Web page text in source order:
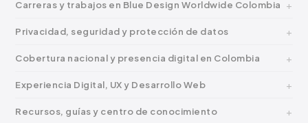
Carreras y trabajos en Blue Design Worldwide Colombia
Privacidad, seguridad y protección de datos
Cobertura nacional y presencia digital en Colombia
Experiencia Digital, UX y Desarrollo Web
Recursos, guías y centro de conocimiento